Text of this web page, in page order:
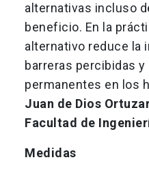
alternativas incluso
beneficio. En la
alternativo reduce la
barreras percibidas
permanentes en los
Juan de Dios
Facultad de
Medidas